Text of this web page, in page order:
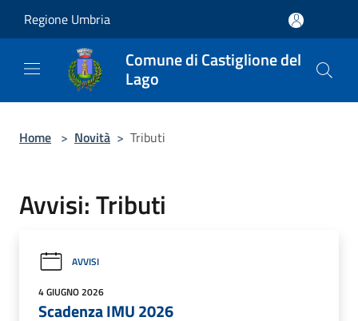
Regione Umbria
Comune di Castiglione del
Lago
Home > Novità > Tributi
Avvisi: Tributi
AVVISI
4 GIUGNO 2026
Scadenza IMU 2026